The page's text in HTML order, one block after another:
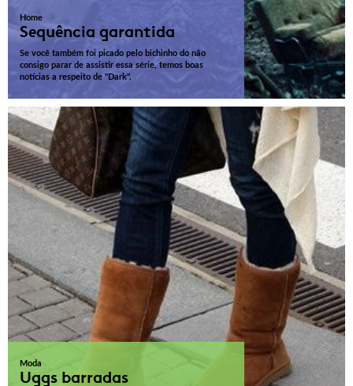
Home
Sequência garantida
Se você também foi picado pelo bichinho do não
consigo parar de assistir essa série, temos boas
notícias a respeito de "Dark".
Moda
Uggs barradas